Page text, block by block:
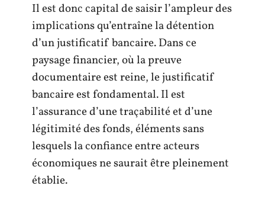
Il est donc capital de saisir l’ampleur des
implications qu’entraîne la détention
d’un justificatif bancaire. Dans ce
paysage financier, où la preuve
documentaire est reine, le justificatif
bancaire est fondamental. Il est
l’assurance d’une traçabilité et d’une
légitimité des fonds, éléments sans
lesquels la confiance entre acteurs
économiques ne saurait être pleinement
établie.